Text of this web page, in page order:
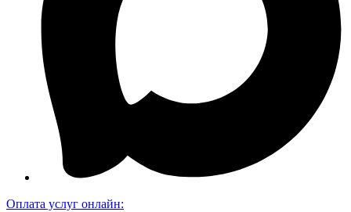
Оплата услуг онлайн: